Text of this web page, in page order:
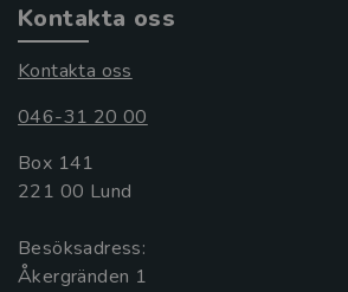
Kontakta oss
Kontakta oss
046-31 20 00
Box 141
221 00 Lund
Besöksadress:
Åkergränden 1